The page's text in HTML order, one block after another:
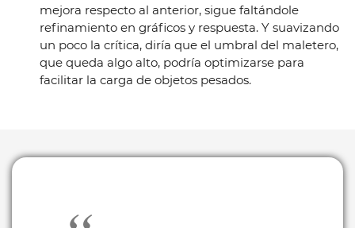
mejora respecto al anterior, sigue faltándole
refinamiento en gráficos y respuesta. Y suavizando
un poco la crítica, diría que el umbral del maletero,
que queda algo alto, podría optimizarse para
facilitar la carga de objetos pesados.